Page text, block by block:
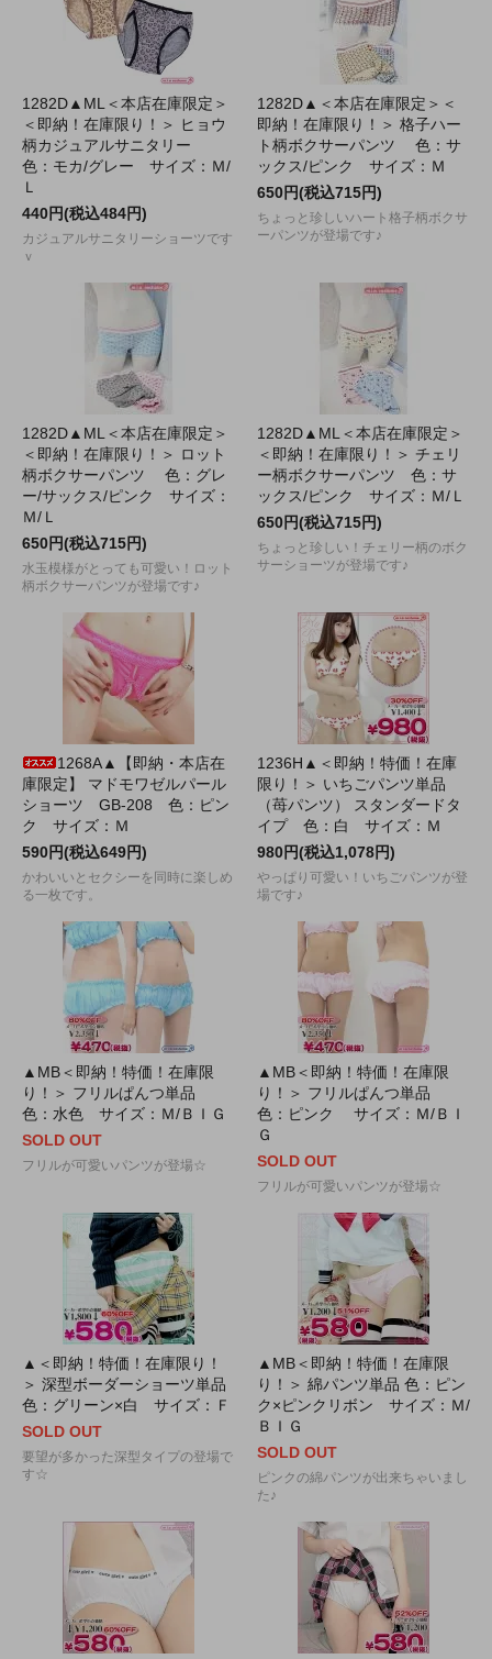
1282D▲ML＜本店在庫限定＞
＜即納！在庫限り！＞ ヒョウ
柄カジュアルサニタリー
色：モカ/グレー サイズ：Ｍ/
Ｌ
440円(税込484円)
カジュアルサニタリーショーツです
ｖ
1282D▲＜本店在庫限定＞＜
即納！在庫限り！＞ 格子ハー
ト柄ボクサーパンツ 色：サ
ックス/ピンク サイズ：Ｍ
650円(税込715円)
ちょっと珍しいハート格子柄ボクサ
ーパンツが登場です♪
1282D▲ML＜本店在庫限定＞
＜即納！在庫限り！＞ ロット
柄ボクサーパンツ 色：グレ
ー/サックス/ピンク サイズ：
Ｍ/Ｌ
650円(税込715円)
水玉模様がとっても可愛い！ロット
柄ボクサーパンツが登場です♪
1282D▲ML＜本店在庫限定＞
＜即納！在庫限り！＞ チェリ
ー柄ボクサーパンツ 色：サ
ックス/ピンク サイズ：Ｍ/Ｌ
650円(税込715円)
ちょっと珍しい！チェリー柄のボク
サーショーツが登場です♪
1268A▲【即納・本店在
庫限定】 マドモワゼルパール
ショーツ GB-208 色：ピン
ク サイズ：Ｍ
590円(税込649円)
かわいいとセクシーを同時に楽しめ
る一枚です。
1236H▲＜即納！特価！在庫
限り！＞ いちごパンツ単品
（苺パンツ） スタンダードタ
イプ 色：白 サイズ：Ｍ
980円(税込1,078円)
やっぱり可愛い！いちごパンツが登
場です♪
▲MB＜即納！特価！在庫限
り！＞ フリルぱんつ単品
色：水色 サイズ：Ｍ/ＢＩＧ
SOLD OUT
フリルが可愛いパンツが登場☆
▲MB＜即納！特価！在庫限
り！＞ フリルぱんつ単品
色：ピンク サイズ：Ｍ/ＢＩ
Ｇ
SOLD OUT
フリルが可愛いパンツが登場☆
▲＜即納！特価！在庫限り！
＞ 深型ボーダーショーツ単品
色：グリーン×白 サイズ：Ｆ
SOLD OUT
要望が多かった深型タイプの登場で
す☆
▲MB＜即納！特価！在庫限
り！＞ 綿パンツ単品 色：ピン
ク×ピンクリボン サイズ：Ｍ/
ＢＩＧ
SOLD OUT
ピンクの綿パンツが出来ちゃいまし
た♪